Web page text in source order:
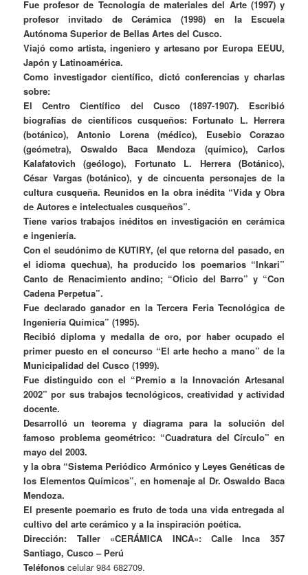
Fue profesor de Tecnología de materiales del Arte (1997) y
profesor invitado de Cerámica (1998) en la Escuela
Autónoma Superior de Bellas Artes del Cusco.
Viajó como artista, ingeniero y artesano por Europa EEUU,
Japón y Latinoamérica.
Como investigador científico, dictó conferencias y charlas
sobre:
El Centro Científico del Cusco (1897-1907). Escribió
biografías de científicos cusqueños: Fortunato L. Herrera
(botánico), Antonio Lorena (médico), Eusebio Corazao
(geómetra), Oswaldo Baca Mendoza (químico), Carlos
Kalafatovich (geólogo), Fortunato L. Herrera (Botánico),
César Vargas (botánico), y de cincuenta personajes de la
cultura cusqueña. Reunidos en la obra inédita “Vida y Obra
de Autores e intelectuales cusqueños”.
Tiene varios trabajos inéditos en investigación en cerámica
e ingeniería.
Con el seudónimo de KUTIRY, (el que retorna del pasado, en
el idioma quechua), ha producido los poemarios “Inkari”
Canto de Renacimiento andino; “Oficio del Barro” y “Con
Cadena Perpetua”.
Fue declarado ganador en la Tercera Feria Tecnológica de
Ingeniería Química” (1995).
Recibió diploma y medalla de oro, por haber ocupado el
primer puesto en el concurso “El arte hecho a mano” de la
Municipalidad del Cusco (1999).
Fue distinguido con el “Premio a la Innovación Artesanal
2002” por sus trabajos tecnológicos, creatividad y actividad
docente.
Desarrolló un teorema y diagrama para la solución del
famoso problema geométrico: “Cuadratura del Círculo” en
mayo del 2003.
y la obra “Sistema Periódico Armónico y Leyes Genéticas de
los Elementos Químicos”, en homenaje al Dr. Oswaldo Baca
Mendoza.
El presente poemario es fruto de toda una vida entregada al
cultivo del arte cerámico y a la inspiración poética.
Dirección: Taller «CERÁMICA INCA»: Calle Inca 357
Santiago, Cusco – Perú
Teléfonos celular 984 682709.